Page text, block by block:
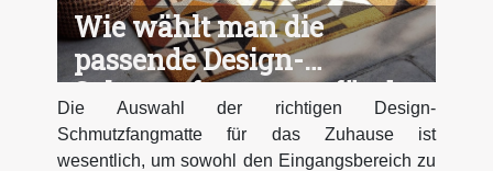
Wie wählt man die
passende Design-
Schmutzfangmatte für das
Zuhause?
Die Auswahl der richtigen Design-
Schmutzfangmatte für das Zuhause ist
wesentlich, um sowohl den Eingangsbereich zu